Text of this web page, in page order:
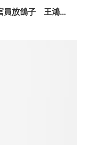
員放鴿子 王鴻...